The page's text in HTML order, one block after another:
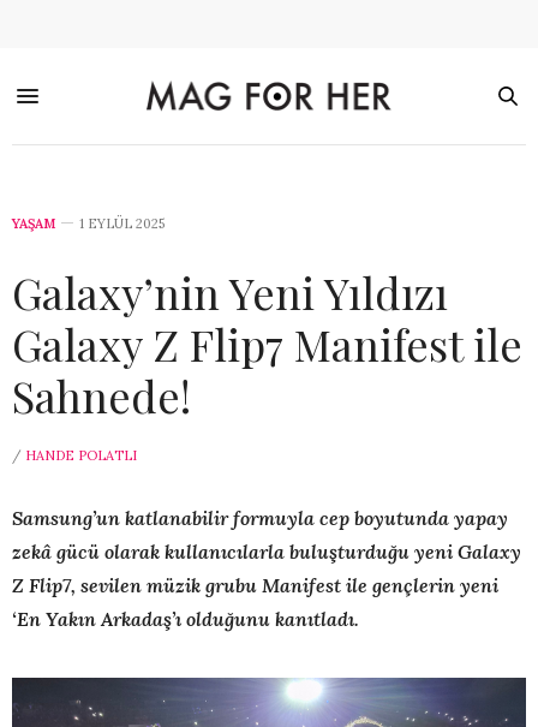
YAŞAM 1 EYLÜL 2025
Galaxy’nin Yeni Yıldızı
Galaxy Z Flip7 Manifest ile
Sahnede!
/ HANDE POLATLI
Samsung’un katlanabilir formuyla cep boyutunda yapay
zekâ gücü olarak kullanıcılarla buluşturduğu yeni Galaxy
Z Flip7, sevilen müzik grubu Manifest ile gençlerin yeni
‘En Yakın Arkadaş’ı olduğunu kanıtladı.